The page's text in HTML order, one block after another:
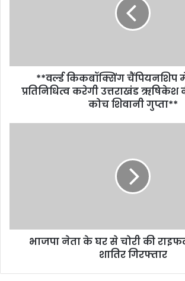
**वर्ल्ड किकबॉक्सिंग चैंपियनशिप
प्रतिनिधित्व करेगी उत्तराखंड ऋषिकेश
कोच शिवानी गुप्ता**
भाजपा नेता के घर से चोरी की
शातिर गिरफ्तार